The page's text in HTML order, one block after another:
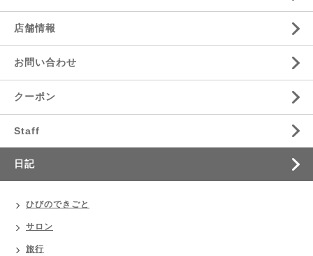
店舗情報
お問い合わせ
クーポン
Staff
日記
ひびのできごと
サロン
旅行